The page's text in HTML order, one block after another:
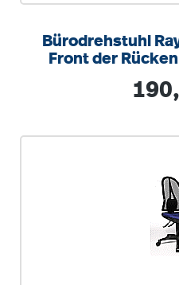
Bürodrehstuhl
Front der